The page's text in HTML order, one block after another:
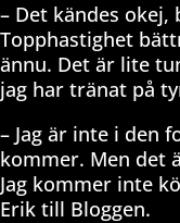
– Det kändes
Topphastighet
ännu. Det är lite
jag har tränat på
– Jag är inte i den
kommer. Men det
Jag kommer inte
Erik till Bloggen.